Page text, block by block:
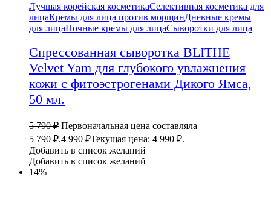
Лучшая корейская косметикаСелективная косметика для
лицаКремы для лица против морщинДневные кремы
для лицаНочные кремы для лицаСыворотки для лица
Спрессованная сыворотка BLITHE
Velvet Yam для глубокого увлажнения
кожи с фитоэстрогенами Дикого Ямса,
50 мл.
5 790₽ Первоначальная цена составляла
5 790 ₽.4 990 ₽Текущая цена: 4 990 ₽.
Добавить в список желаний
Добавить в список желаний
14%